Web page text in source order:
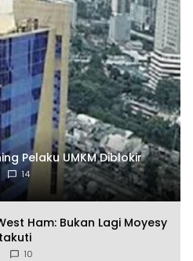
Pelaku UMKM Diblokir
14
Ham: Bukan Lagi Moyesy
10